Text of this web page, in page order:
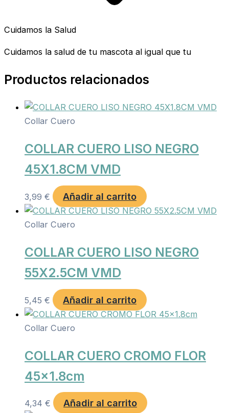
Cuidamos la Salud
Cuidamos la salud de tu mascota al igual que tu
Productos relacionados
Collar Cuero
COLLAR CUERO LISO NEGRO
45X1.8CM VMD
3,99 € Añadir al carrito
Collar Cuero
COLLAR CUERO LISO NEGRO
55X2.5CM VMD
5,45 € Añadir al carrito
Collar Cuero
COLLAR CUERO CROMO FLOR
45×1.8cm
4,34 € Añadir al carrito